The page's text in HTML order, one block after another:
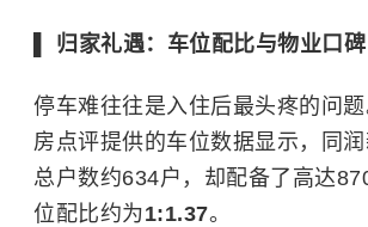
▌ 归家礼遇：车位配比与物业口碑
停车难往往是入住后最头疼的问
房点评提供的车位数据显示，同润
总户数约634户，却配备了高达
位配比约为1:1.37。